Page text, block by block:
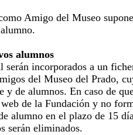
Amigo del Museo
alumnos
serán incorporados a un
del Museo del Prado,
y de alumnos. En caso de
de la Fundación y no
alumno en el plazo de 15
serán eliminados.